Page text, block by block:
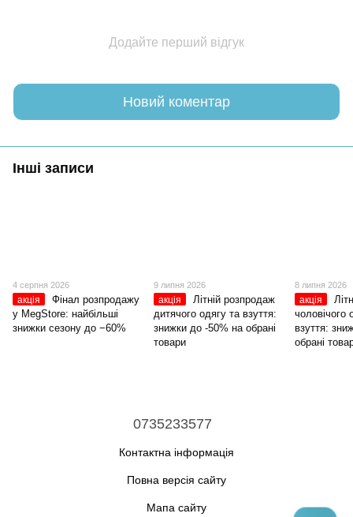
Додайте перший відгук
Новий коментар
Інші записи
4 серпня 2026
акція
Фінал розпродажу
у MegStore: найбільші
знижки сезону до −60%
9 липня 2026
акція
Літній розпродаж
дитячого одягу та взуття:
знижки до -50% на обрані
товари
8 липня 2026
акція
чоловічого
взуття:
обрані
0735233577
Контактна інформація
Повна версія сайту
Мапа сайту